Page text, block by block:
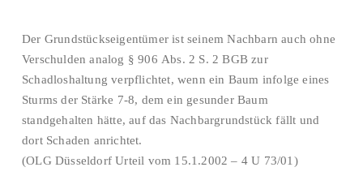
Der Grundstückseigentümer ist seinem Nachbarn auch ohne
Verschulden analog § 906 Abs. 2 S. 2 BGB zur
Schadloshaltung verpflichtet, wenn ein Baum infolge eines
Sturms der Stärke 7-8, dem ein gesunder Baum
standgehalten hätte, auf das Nachbargrundstück fällt und
dort Schaden anrichtet.
(OLG Düsseldorf Urteil vom 15.1.2002 – 4 U 73/01)